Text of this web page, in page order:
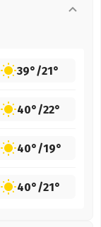
39°/21°
40°/22°
40°/19°
40°/21°